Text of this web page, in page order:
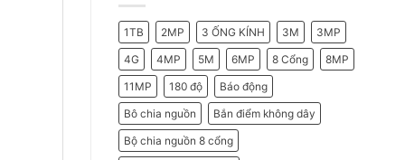
2026
Do
Doanh
Nghiệp
Nên
Chọn
Máy
Chấm
Công
Hikvision
1TB 2MP 3 ỐNG KÍNH 3M
3MP
4G
4MP 5M 6MP 8 Cổng
8MP
11MP
180 độ
Báo động
Bô chia nguồn
Bắn điểm không dây
Bộ chia nguồn 8 cổng